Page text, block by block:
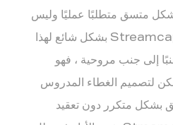
متسق متطلبًا عمليًا وليس
ميزة إضافية. يتم اختيار Streamcap بشكل شائع لهذا
إلى جنب مروحية ، فهو
لتصميم الغطاء المدروس
بشكل متكرر دون تعقيد